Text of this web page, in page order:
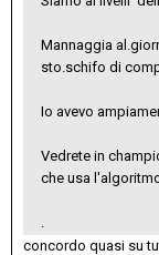
Mannaggia
sto.schifo di
Io avevo
Vedrete in
che usa
concordo quasi su